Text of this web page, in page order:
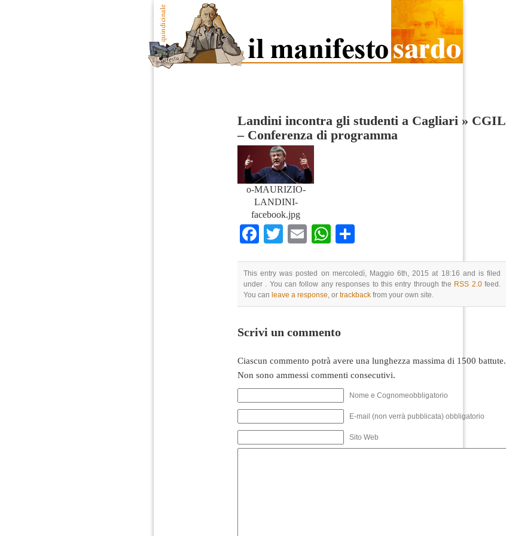
Landini incontra gli studenti a Cagliari » CGIL
– Conferenza di programma
o-MAURIZIO-
LANDINI-
facebook.jpg
Facebook
TwitterEmailWhatsApp
This entry was posted on mercoledì, Maggio 6th, 2015 at 18:16 and is filed
under . You can follow any responses to this entry through the RSS 2.0feed.
You can leave a response, or trackback from your own site.
Scrivi un commento
Ciascun commento potrà avere una lunghezza massima di 1500 battute.
Non sono ammessi commenti consecutivi.
Nome e Cognomeobbligatorio
E-mail (non verrà pubblicata) obbligatorio
Sito Web